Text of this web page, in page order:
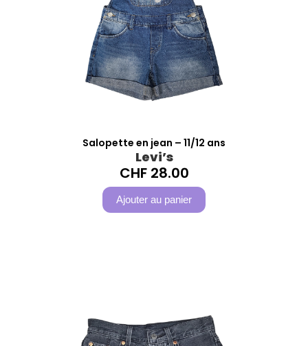
Salopette en jean – 11/12 ans
Levi’s
CHF28.00
Ajouter au panier